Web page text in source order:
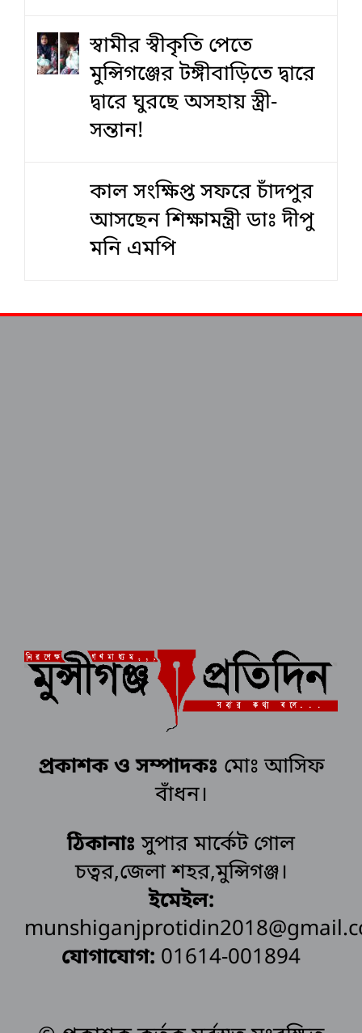
স্বামীর স্বীকৃতি পেতে
মুন্সিগঞ্জের টঙ্গীবাড়িতে দ্বারে
দ্বারে ঘুরছে অসহায় স্ত্রী-
সন্তান!
কাল সংক্ষিপ্ত সফরে চাঁদপুর
আসছেন শিক্ষামন্ত্রী ডাঃ দীপু
মনি এমপি
প্রকাশক ও সম্পাদকঃ মোঃ আসিফ
বাঁধন।
ঠিকানাঃ সুপার মার্কেট গোল
চত্বর,জেলা শহর,মুন্সিগঞ্জ।
ইমেইল:
যোগাযোগ: 01614-001894